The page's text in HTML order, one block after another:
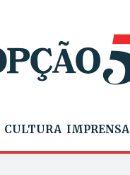
CULTURA IMPRENSA